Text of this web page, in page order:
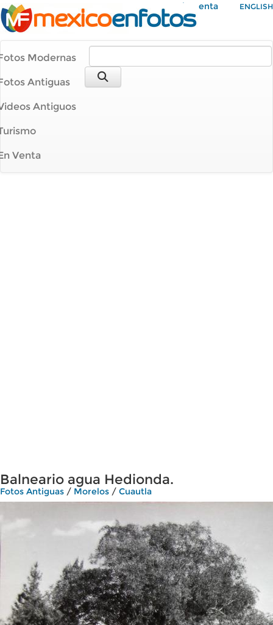
Mi Cuenta ENGLISH
Modernas
Antiguas
Antiguos
Venta
Balneario agua Hedionda.
Fotos Antiguas / Morelos / Cuautla